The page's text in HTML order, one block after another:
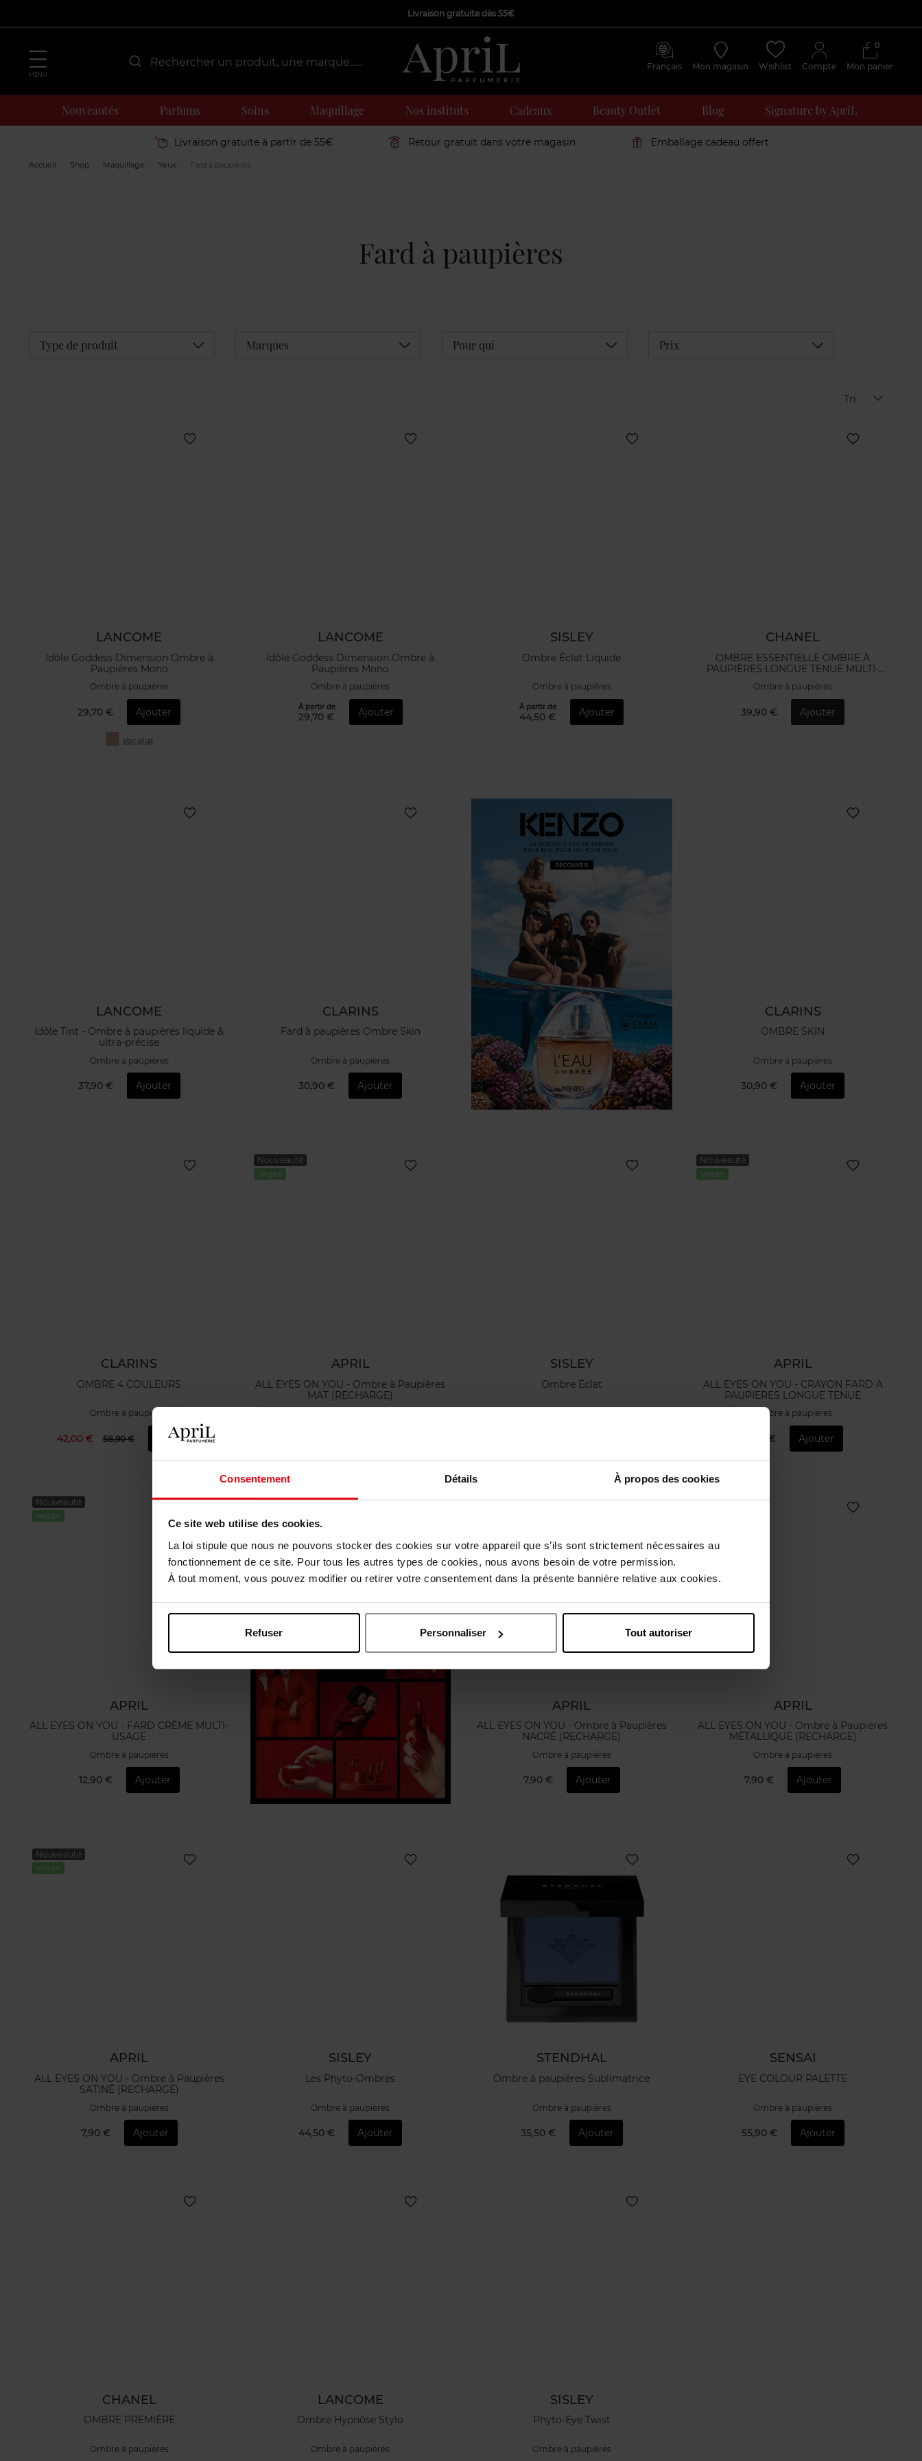
Consentement Détails À propos des cookies
Ce site web utilise des cookies.
La loi stipule que nous ne pouvons stocker des cookies sur votre appareil que s’ils sont strictement nécessaires au
fonctionnement de ce site. Pour tous les autres types de cookies, nous avons besoin de votre permission.
À tout moment, vous pouvez modifier ou retirer votre consentement dans la présente bannière relative aux cookies.
Refuser Personnaliser Tout autoriser
Livraison gratuite dès 55€
MENU
Français Mon magasin Wishlist Compte Mon panier
0
Nouveautés Parfums Soins Maquillage Nos instituts Cadeaux Beauty Outlet Blog Signature by ApriL
Livraison gratuite à partir de 55€ Retour gratuit dans votre magasin Emballage cadeau offert
Accueil Shop Maquillage Yeux Fard à paupières
Fard à paupières
Type de produit Déplier Marques Déplier Pour qui Déplier Prix Déplier
Tri
LANCOME
Idôle Goddess Dimension Ombre à
Paupières Mono
Ombre à paupières
29,70 € Ajouter
Voir plus
LANCOME
Idôle Goddess Dimension Ombre à
Paupières Mono
Ombre à paupières
À partir de
29,70 € Ajouter
SISLEY
Ombre Éclat Liquide
Ombre à paupières
À partir de
44,50 € Ajouter
CHANEL
OMBRE ESSENTIELLE OMBRE À
PAUPIÈRES LONGUE TENUE MULTI-
Ombre à paupières
39,90 € Ajouter
LANCOME
Idôle Tint - Ombre à paupières liquide &
ultra-précise
Ombre à paupières
37,90 € Ajouter
CLARINS
Fard à paupières Ombre Skin
Ombre à paupières
30,90 € Ajouter
CLARINS
OMBRE SKIN
Ombre à paupières
30,90 € Ajouter
CLARINS
OMBRE 4 COULEURS
Ombre à paupières
42,00 € 58,90 € Ajouter
Nouveauté
Vegan
APRIL
ALL EYES ON YOU - Ombre à Paupières
MAT (RECHARGE)
SISLEY
Ombre Éclat
Nouveauté
Vegan
APRIL
ALL EYES ON YOU - CRAYON FARD A
PAUPIERES LONGUE TENUE
Ombre à paupières
12,90 € Ajouter
Nouveauté
Vegan
APRIL
ALL EYES ON YOU - FARD CRÈME MULTI-
USAGE
Ombre à paupières
12,90 € Ajouter
Nouveauté
APRIL
ALL EYES ON YOU - Ombre à Paupières
NACRÉ (RECHARGE)
Ombre à paupières
7,90 € Ajouter
Nouveauté
APRIL
ALL EYES ON YOU - Ombre à Paupières
MÉTALLIQUE (RECHARGE)
Ombre à paupières
7,90 € Ajouter
Nouveauté
Vegan
APRIL
ALL EYES ON YOU - Ombre à Paupières
SATINÉ (RECHARGE)
Ombre à paupières
7,90 € Ajouter
SISLEY
Les Phyto-Ombres
Ombre à paupières
44,50 € Ajouter
STENDHAL
Ombre à paupières Sublimatrice
Ombre à paupières
35,50 € Ajouter
SENSAI
EYE COLOUR PALETTE
Ombre à paupières
55,90 € Ajouter
CHANEL
OMBRE PREMIÈRE
Ombre à paupières
LANCOME
Ombre Hypnôse Stylo
Ombre à paupières
SISLEY
Phyto-Eye Twist
Ombre à paupières